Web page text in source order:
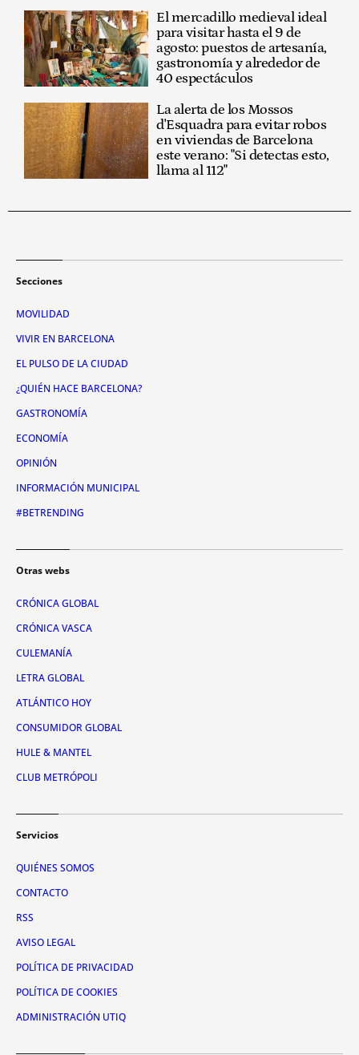
El mercadillo medieval ideal
para visitar hasta el 9 de
agosto: puestos de artesanía,
gastronomía y alrededor de
40 espectáculos
La alerta de los Mossos
d'Esquadra para evitar robos
en viviendas de Barcelona
este verano: "Si detectas esto,
llama al 112"
Secciones
MOVILIDAD
VIVIR EN BARCELONA
EL PULSO DE LA CIUDAD
¿QUIÉN HACE BARCELONA?
GASTRONOMÍA
ECONOMÍA
OPINIÓN
INFORMACIÓN MUNICIPAL
#BETRENDING
Otras webs
CRÓNICA GLOBAL
CRÓNICA VASCA
CULEMANÍA
LETRA GLOBAL
ATLÁNTICO HOY
CONSUMIDOR GLOBAL
HULE & MANTEL
CLUB METRÓPOLI
Servicios
QUIÉNES SOMOS
CONTACTO
RSS
AVISO LEGAL
POLÍTICA DE PRIVACIDAD
POLÍTICA DE COOKIES
ADMINISTRACIÓN UTIQ